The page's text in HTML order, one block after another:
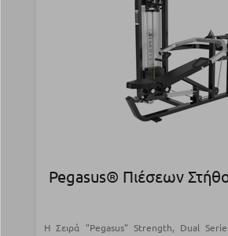
Pegasus® Πιέσεων
Η Σειρά "Pegasus" Strength, Dual